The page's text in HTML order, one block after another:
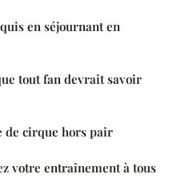
en séjournant en
tout fan devrait savoir
de cirque hors pair
votre entraînement à tous